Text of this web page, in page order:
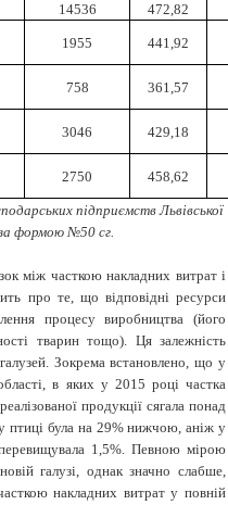
14536
472,82
1955 441,92
758 361,57
3046 429,18
2750
458,62
підприємств Львівської
за формою №50 сг.
між часткою накладних витрат і
про те, що відповідні ресурси
процесу виробництва (його
тварин тощо). Ця залежність
Зокрема встановлено, що у
в яких у 2015 році частка
продукції сягала понад
птиці була на 29% нижчою, аніж у
1,5%. Певною мірою
галузі, однак значно слабше,
накладних витрат у повній